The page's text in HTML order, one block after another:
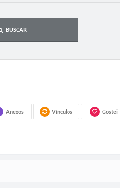
BUSCAR
Anexos Vínculos Gostei